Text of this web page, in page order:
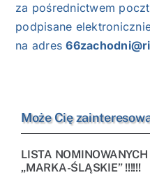
za pośrednictwem
podpisane
na adres
Może Cię
LISTA
„MARKA-ŚLĄSKIE” !!!!!!